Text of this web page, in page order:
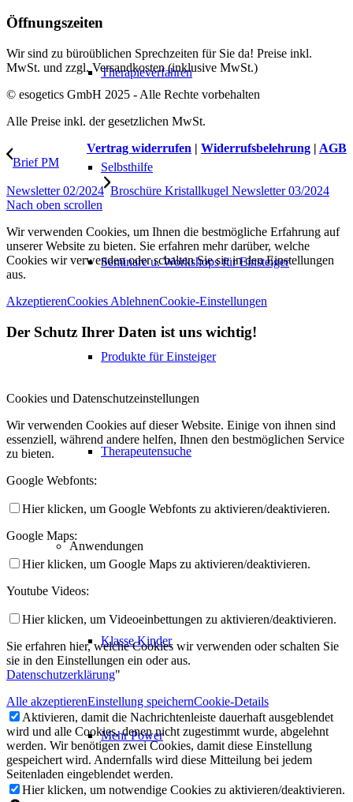
Therapieverfahren
Selbsthilfe
Seminare u. Workshops für Einsteiger
Produkte für Einsteiger
Therapeutensuche
Anwendungen
Klasse Kinder
Mehr Power
Öffnungszeiten
Wir sind zu büroüblichen Sprechzeiten für Sie da! Preise inkl.
MwSt. und zzgl. Versandkosten (inklusive MwSt.)
© esogetics GmbH 2025 - Alle Rechte vorbehalten
Alle Preise inkl. der gesetzlichen MwSt.
Vertrag widerrufen | Widerrufsbelehrung | AGB
Brief PM
Newsletter 02/2024 Broschüre Kristallkugel Newsletter 03/2024
Nach oben scrollen
Wir verwenden Cookies, um Ihnen die bestmögliche Erfahrung auf
unserer Website zu bieten. Sie erfahren mehr darüber, welche
Cookies wir verwenden oder schalten Sie sie in den Einstellungen
aus.
AkzeptierenCookies AblehnenCookie-Einstellungen
Der Schutz Ihrer Daten ist uns wichtig!
Cookies und Datenschutzeinstellungen
Wir verwenden Cookies auf dieser Website. Einige von ihnen sind
essenziell, während andere helfen, Ihnen den bestmöglichen Service
zu bieten.
Google Webfonts:
Hier klicken, um Google Webfonts zu aktivieren/deaktivieren.
Google Maps:
Hier klicken, um Google Maps zu aktivieren/deaktivieren.
Youtube Videos:
Hier klicken, um Videoeinbettungen zu aktivieren/deaktivieren.
Sie erfahren hier, welche Cookies wir verwenden oder schalten Sie
sie in den Einstellungen ein oder aus.
Datenschutzerklärung"
Alle akzeptierenEinstellung speichernCookie-Details
Aktivieren, damit die Nachrichtenleiste dauerhaft ausgeblendet
wird und alle Cookies, denen nicht zugestimmt wurde, abgelehnt
werden. Wir benötigen zwei Cookies, damit diese Einstellung
gespeichert wird. Andernfalls wird diese Mitteilung bei jedem
Seitenladen eingeblendet werden.
Hier klicken, um notwendige Cookies zu aktivieren/deaktivieren.